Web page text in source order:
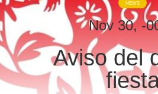
NOSOTROS
VIAJE
DE
Copyright
©
2010
2026
Beijing
Sinovo
International
&
Sinovo
Industry
NEWS
Nov 30, -
Aviso del